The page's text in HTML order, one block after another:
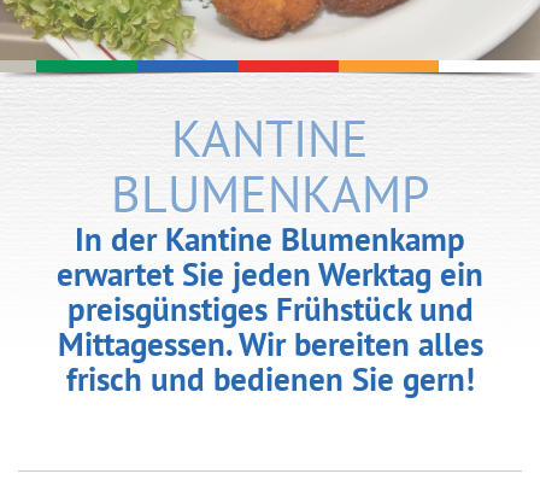
KANTINE
BLUMENKAMP
In der Kantine Blumenkamp
erwartet Sie jeden Werktag ein
preisgünstiges Frühstück und
Mittagessen. Wir bereiten alles
frisch und bedienen Sie gern!